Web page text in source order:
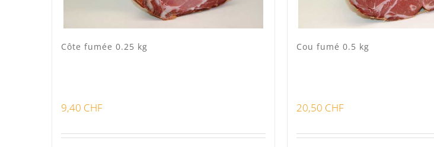
Côte fumée 0.25 kg
9,40 CHF
Cou fumé 0.5 kg
20,50 CHF